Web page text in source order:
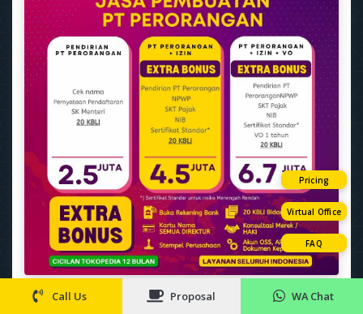
Pricing
Virtual Office
FAQ
Call Us Proposal WA Chat